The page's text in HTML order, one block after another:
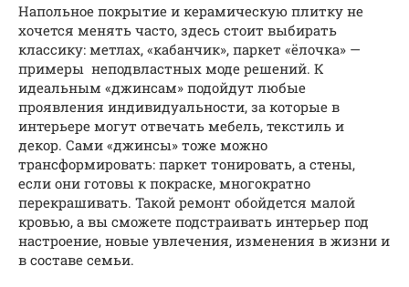
Напольное покрытие и керамическую плитку не
хочется менять часто, здесь стоит выбирать
классику: метлах, «кабанчик», паркет «ёлочка» —
примеры неподвластных моде решений. К
идеальным «джинсам» подойдут любые
проявления индивидуальности, за которые в
интерьере могут отвечать мебель, текстиль и
декор. Сами «джинсы» тоже можно
трансформировать: паркет тонировать, а стены,
если они готовы к покраске, многократно
перекрашивать. Такой ремонт обойдется малой
кровью, а вы сможете подстраивать интерьер под
настроение, новые увлечения, изменения в жизни и
в составе семьи.